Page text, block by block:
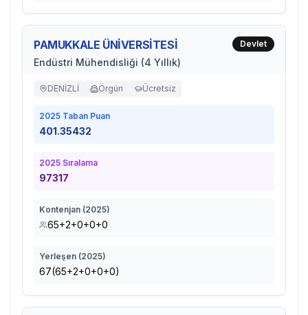
PAMUKKALE ÜNİVERSİTESİ
Endüstri Mühendisliği (4 Yıllık)
Devlet
DENİZLİ Örgün Ücretsiz
2025 Taban Puan
401.35432
2025 Sıralama
97317
Kontenjan (2025)
65+2+0+0+0
Yerleşen (2025)
67(65+2+0+0+0)